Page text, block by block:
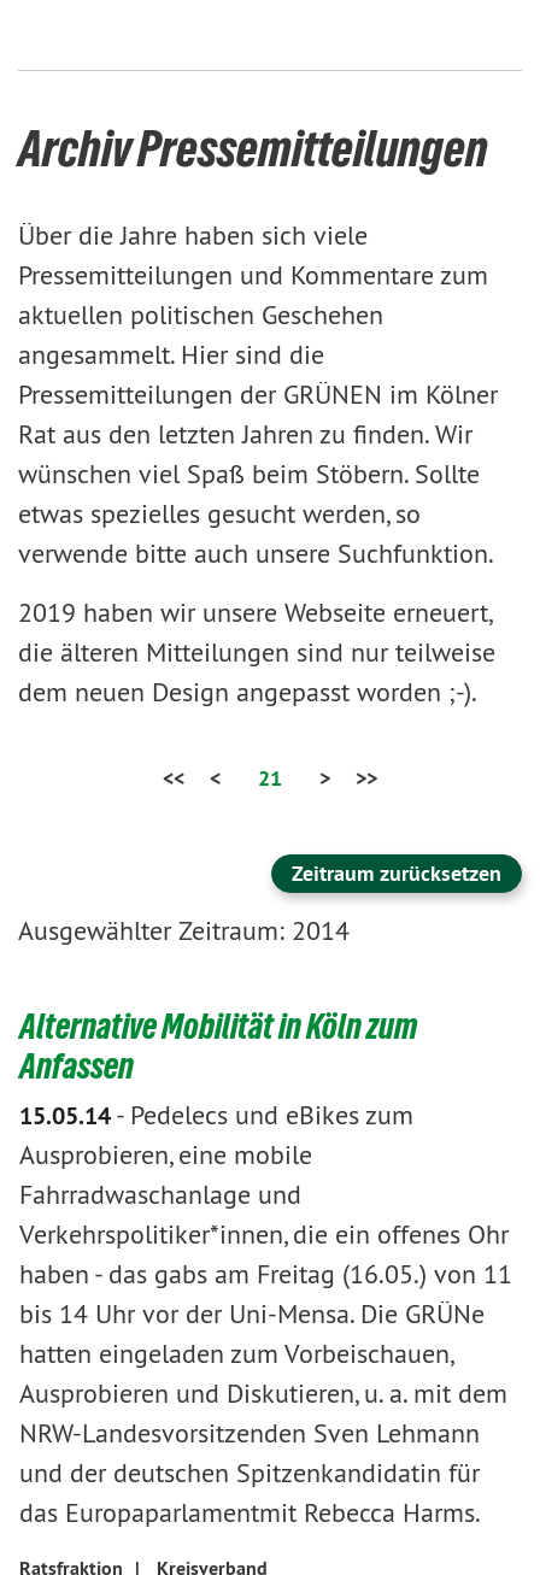
Archiv Pressemitteilungen
Über die Jahre haben sich viele
Pressemitteilungen und Kommentare zum
aktuellen politischen Geschehen
angesammelt. Hier sind die
Pressemitteilungen der GRÜNEN im Kölner
Rat aus den letzten Jahren zu finden. Wir
wünschen viel Spaß beim Stöbern. Sollte
etwas spezielles gesucht werden, so
verwende bitte auch unsere Suchfunktion.
2019 haben wir unsere Webseite erneuert,
die älteren Mitteilungen sind nur teilweise
dem neuen Design angepasst worden ;-).
<< < 21 > >>
Zeitraum zurücksetzen
Ausgewählter Zeitraum: 2014
Alternative Mobilität in Köln zum
Anfassen
15.05.14- Pedelecs und eBikes zum
Ausprobieren, eine mobile
Fahrradwaschanlage und
Verkehrspolitiker*innen, die ein offenes Ohr
haben - das gabs am Freitag (16.05.) von 11
bis 14 Uhr vor der Uni-Mensa. Die GRÜNe
hatten eingeladen zum Vorbeischauen,
Ausprobieren und Diskutieren, u. a. mit dem
NRW-Landesvorsitzenden Sven Lehmann
und der deutschen Spitzenkandidatin für
das Europaparlamentmit Rebecca Harms.
Ratsfraktion | Kreisverband